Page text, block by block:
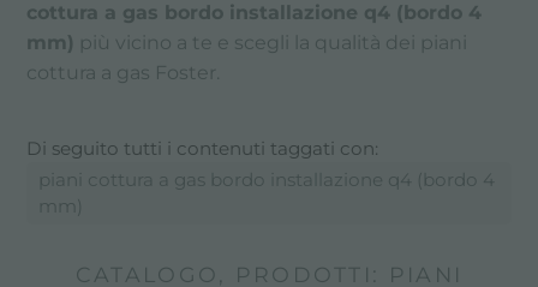
cottura a gas bordo installazione q4 (bordo 4
mm) più vicino a te e scegli la qualità dei piani
cottura a gas Foster.
Di seguito tutti i contenuti taggati con:
piani cottura a gas bordo installazione q4 (bordo 4
mm)
CATALOGO, PRODOTTI: PIANI